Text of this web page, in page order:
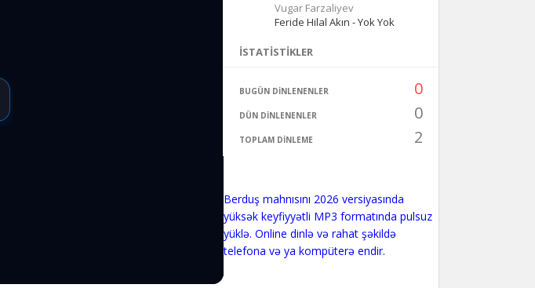
Vugar Farzaliyev
Feride Hilal Akın - Yok Yok
İSTATISTIKLER
BUGÜN DINLENENLER 0
DÜN DINLENENLER 0
TOPLAM DINLEME 2
Berduş mahnısını 2026 versiyasında
yüksək keyfiyyətli MP3 formatında pulsuz
yüklə. Online dinlə və rahat şəkildə
telefona və ya kompüterə endir.